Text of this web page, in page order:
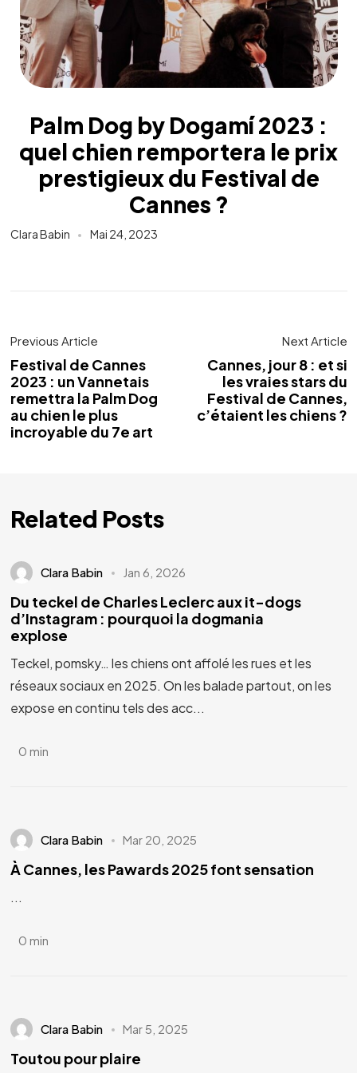
Palm Dog by Dogamí 2023 :
quel chien remportera le prix
prestigieux du Festival de
Cannes ?
Clara Babin Mai 24, 2023
Previous Article
Festival de Cannes
2023 : un Vannetais
remettra la Palm Dog
au chien le plus
incroyable du 7e art
Next Article
Cannes, jour 8 : et si
les vraies stars du
Festival de Cannes,
c’étaient les chiens ?
Related Posts
Clara Babin Jan 6, 2026
Du teckel de Charles Leclerc aux it-dogs
d’Instagram : pourquoi la dogmania
explose
Teckel, pomsky… les chiens ont affolé les rues et les
réseaux sociaux en 2025. On les balade partout, on les
expose en continu tels des acc...
0 min
Clara Babin Mar 20, 2025
À Cannes, les Pawards 2025 font sensation
...
0 min
Clara Babin Mar 5, 2025
Toutou pour plaire